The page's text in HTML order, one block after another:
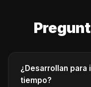
¿Desarrollan para
tiempo?